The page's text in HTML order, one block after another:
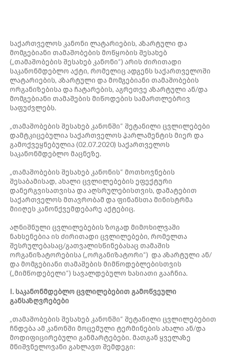
საქართველოს კანონი ლატარიების, აზარტული და
მომგებიანი თამაშობების მოწყობის შესახებ
(„თამაშობების შესახებ კანონი“) არის ძირითადი
საკანონმდებლო აქტი, რომელიც ადგენს საქართველოში
ლატარიების, აზარტული და მომგებიანი თამაშობების
ორგანიზებისა და ჩატარების, აგრეთვე აზარტული ან/და
მომგებიანი თამაშების მიწოდების სამართლებრივ
საფუძვლებს.
„თამაშობების შესახებ კანონში“ შეტანილი ცვლილებები
დამტკიცებულია საქართველოს პარლამენტის მიერ და
გამოქვეყნებულია (02.07.2020) საქართველოს
საკანონმდებლო მაცნეზე.
„თამაშობების შესახებ კანონის“ მოთხოვნების
შესაბამისად, ახალი ცვლილებების ეფექტური
დანერგვისათვისა და აღსრულებისთვის, დამატებით
საქართველოს მთავრობამ და ფინანსთა მინისტრმა
მიიღეს კანონქვემდებარე აქტებიც.
აღნიშნული ცვლილებების ზოგად მიმოხილვაში
ნახსენებია ის ძირითადი ცვლილებები, რომელთა
შესრულებასაც/გათვალისწინებასაც თამაშის
ორგანიზატორებისა („ორგანიზატორი“) და აზარტული ან/
და მომგებიანი თამაშების მიმწოდებლებისთვის
(„მიმწოდებელი“) სავალდებულო ხასიათი გააჩნია.
I. საკანონმდებლო ცვლილებებით გამოწვეული
განსაზღვრებები
„თამაშობების შესახებ კანონში“ შეტანილი ცვლილებებით
ჩნდება ამ კანონში მოცემული ტერმინების ახალი ან/და
მოდიფიცირებული განმარტებები. მათგან ყველაზე
მნიშვნელოვანი გახლავთ შემდეგი: